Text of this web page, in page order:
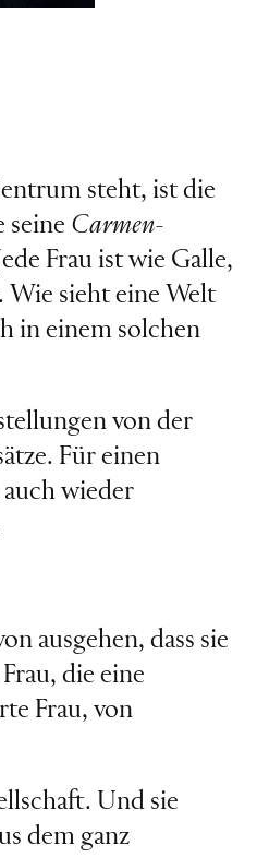
steht, ist die
seine Carmen-
Frau ist wie Galle,
Wie sieht eine Welt
in einem solchen
von der
Für einen
wieder
ausgehen, dass sie
die eine
Frau, von
Und sie
dem ganz